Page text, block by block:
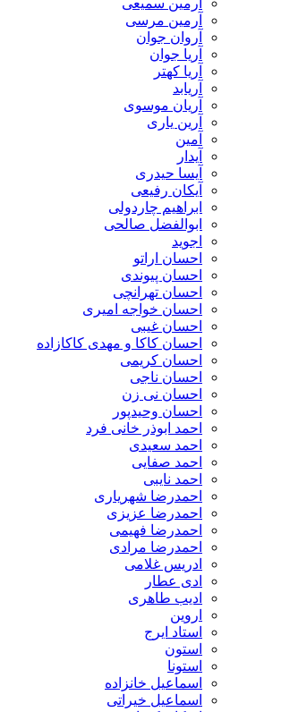
آرمین سمیعی
آرمین مرسی
آروان جوان
آریا جوان
آریا کهتر
آریابد
آریان موسوی
آرین یاری
آمین
آیدار
آیسا حیدری
آیکان رفیعی
ابراهیم چاردولی
ابوالفضل صالحی
اجوید
احسان اراتو
احسان پیوندی
احسان تهرانچی
احسان خواجه امیری
احسان غیبی
احسان کاکا و مهدی کاکازاده
احسان کریمی
احسان ناجی
احسان نی زن
احسان وحیدپور
احمد ابوذر خانی فرد
احمد سعیدی
احمد صفایی
احمد نایبی
احمدرضا شهریاری
احمدرضا عزیزی
احمدرضا فهیمی
احمدرضا مرادی
ادریس غلامی
ادی عطار
ادیب طاهری
اروین
استاد ایرج
استون
استونا
اسماعیل خانزاده
اسماعیل خیراتی